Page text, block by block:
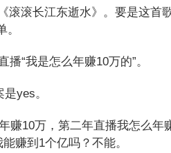
滚长江东逝水》。要是这首
“我是怎么年赚10万的”。
yes。
10万，第二年直播我怎么年
赚到1个亿吗？不能。